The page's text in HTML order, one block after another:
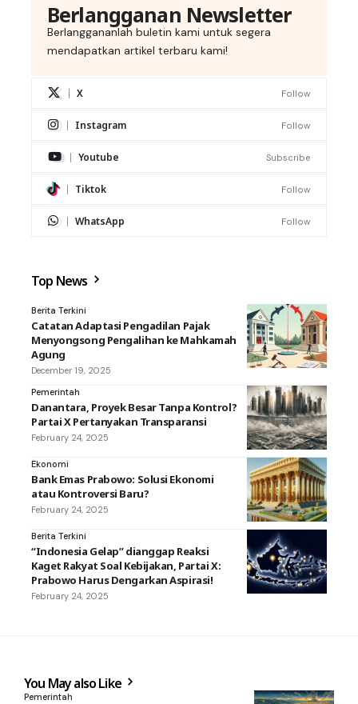
Berlangganan Newsletter
Berlanggananlah buletin kami untuk segera
mendapatkan artikel terbaru kami!
X Follow
Instagram Follow
Youtube Subscribe
Tiktok Follow
WhatsApp Follow
Top News
Berita Terkini
Catatan Adaptasi Pengadilan Pajak
Menyongsong Pengalihan ke Mahkamah
Agung
December 19, 2025
Pemerintah
Danantara, Proyek Besar Tanpa Kontrol?
Partai X Pertanyakan Transparansi
February 24, 2025
Ekonomi
Bank Emas Prabowo: Solusi Ekonomi
atau Kontroversi Baru?
February 24, 2025
Berita Terkini
“Indonesia Gelap” dianggap Reaksi
Kaget Rakyat Soal Kebijakan, Partai X:
Prabowo Harus Dengarkan Aspirasi!
February 24, 2025
You May also Like
Pemerintah